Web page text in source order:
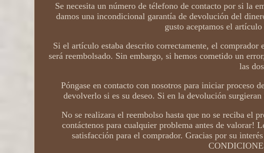
Se necesita un número de télefono de contacto por si la
damos una incondicional garantía de devolución del
gusto aceptamos el
Si el artículo estaba descrito correctamente, el
será reembolsado. Sin embargo, si hemos cometido un
las
Póngase en contacto con nosotros para iniciar proceso
devolverlo si es su deseo. Si en la devolución
No se realizara el reembolso hasta que no se reciba el
contáctenos para cualquier problema antes de valorar!
satisfacción para el comprador. Gracias por su